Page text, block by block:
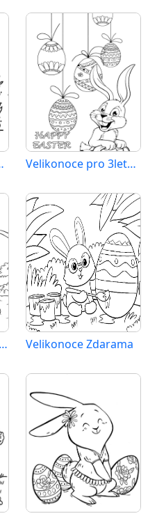
Děti Velikonoce pro 3leté Děti
Velikonoce Vymalovatelné pro Děti Velikonoce Zdarama